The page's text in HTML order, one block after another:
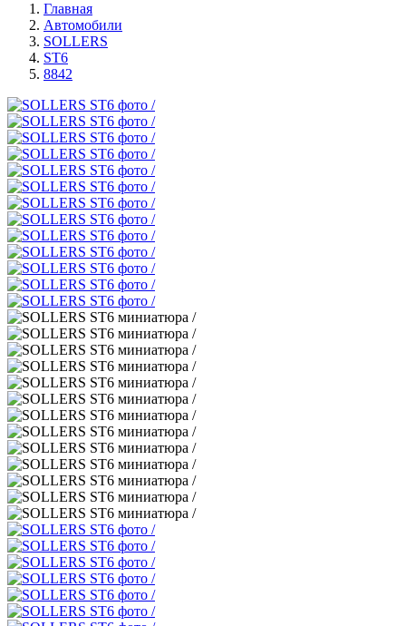
Главная
Автомобили
SOLLERS
ST6
8842